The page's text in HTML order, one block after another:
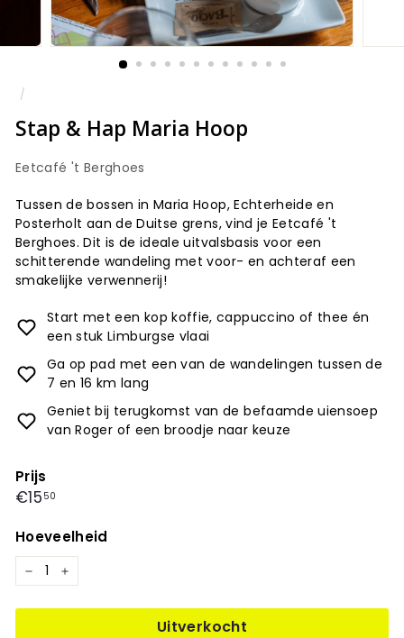
/
Stap & Hap Maria Hoop
Eetcafé 't Berghoes
Tussen de bossen in Maria Hoop, Echterheide en
Posterholt aan de Duitse grens, vind je Eetcafé 't
Berghoes. Dit is de ideale uitvalsbasis voor een
schitterende wandeling met voor- en achteraf een
smakelijke verwennerij!
Start met een kop koffie, cappuccino of thee én
een stuk Limburgse vlaai
Ga op pad met een van de wandelingen tussen de
7 en 16 km lang
Geniet bij terugkomst van de befaamde uiensoep
van Roger of een broodje naar keuze
Prijs
Prijs
€15 50
Hoeveelheid
− +
Uitverkocht